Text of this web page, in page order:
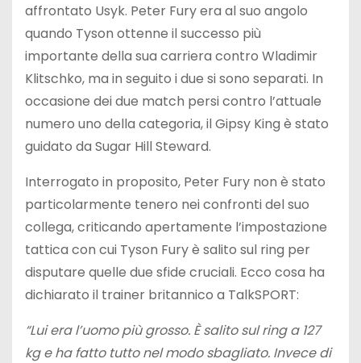
affrontato Usyk. Peter Fury era al suo angolo
quando Tyson ottenne il successo più
importante della sua carriera contro Wladimir
Klitschko, ma in seguito i due si sono separati. In
occasione dei due match persi contro l’attuale
numero uno della categoria, il Gipsy King è stato
guidato da Sugar Hill Steward.
Interrogato in proposito, Peter Fury non è stato
particolarmente tenero nei confronti del suo
collega, criticando apertamente l’impostazione
tattica con cui Tyson Fury è salito sul ring per
disputare quelle due sfide cruciali. Ecco cosa ha
dichiarato il trainer britannico a TalkSPORT:
“Lui era l’uomo più grosso. È salito sul ring a 127
kg e ha fatto tutto nel modo sbagliato. Invece di